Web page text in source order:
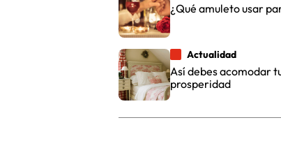
¿Qué amuleto usar
Actualidad
Así debes acomodar
prosperidad